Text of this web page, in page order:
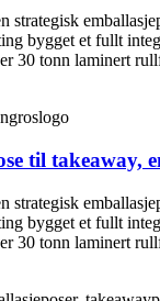
bygget et fullt
30 tonn laminert
til takeaway,
bygget et fullt
30 tonn laminert